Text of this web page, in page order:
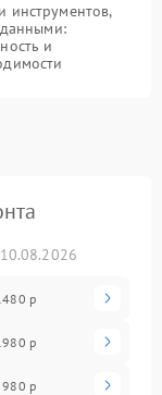
инструментов,
данными:
и
р
р
980 р